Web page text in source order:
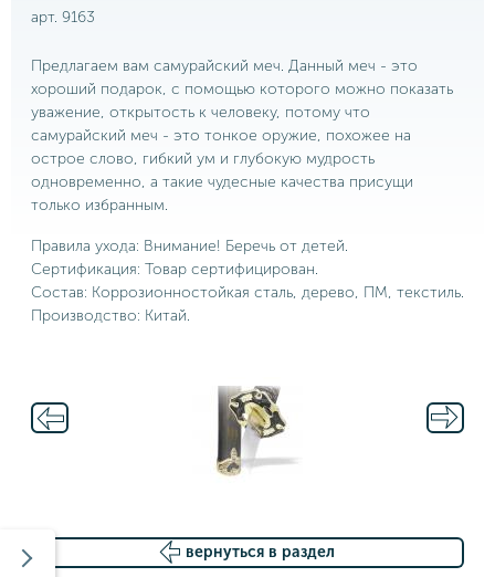
арт. 9163
Предлагаем вам самурайский меч. Данный меч - это
хороший подарок, с помощью которого можно показать
уважение, открытость к человеку, потому что
самурайский меч - это тонкое оружие, похожее на
острое слово, гибкий ум и глубокую мудрость
одновременно, а такие чудесные качества присущи
только избранным.
Правила ухода: Внимание! Беречь от детей.
Сертификация: Товар сертифицирован.
Состав: Коррозионностойкая сталь, дерево, ПМ, текстиль.
Производство: Китай.
вернуться в раздел